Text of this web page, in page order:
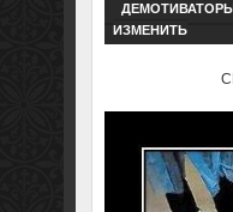
ИЗМЕНИТЬ